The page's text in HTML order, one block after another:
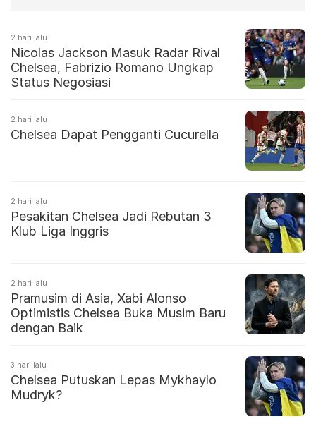
2 hari lalu
Nicolas Jackson Masuk Radar Rival
Chelsea, Fabrizio Romano Ungkap
Status Negosiasi
2 hari lalu
Chelsea Dapat Pengganti Cucurella
2 hari lalu
Pesakitan Chelsea Jadi Rebutan 3
Klub Liga Inggris
2 hari lalu
Pramusim di Asia, Xabi Alonso
Optimistis Chelsea Buka Musim Baru
dengan Baik
3 hari lalu
Chelsea Putuskan Lepas Mykhaylo
Mudryk?